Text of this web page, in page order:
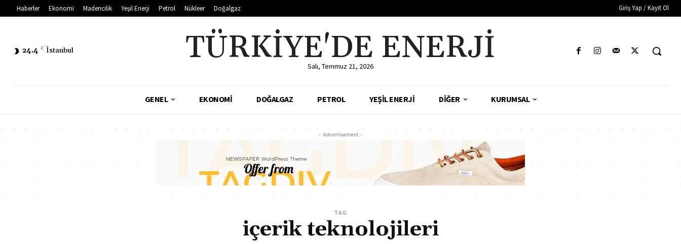
Haberler Ekonomi Madencilik Yeşil Enerji Petrol Nükleer Doğalgaz Giriş Yap / Kayıt Ol
24.4 C İstanbul TÜRKIYE'DE ENERJI
Salı, Temmuz 21, 2026
GENEL EKONOMİ DOĞALGAZ PETROL YEŞİL ENERJİ DİĞER KURUMSAL
- Advertisement -
TAG
içerik teknolojileri